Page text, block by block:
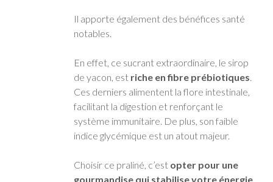
Il apporte également des bénéfices santé
notables.
En effet, ce sucrant extraordinaire, le sirop
de yacon, est riche en fibre prébiotiques.
Ces derniers alimentent la flore intestinale,
facilitant la digestion et renforçant le
système immunitaire. De plus, son faible
indice glycémique est un atout majeur.
Choisir ce praliné, c’est opter pour une
gourmandise qui stabilise votre énergie